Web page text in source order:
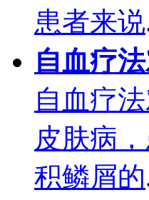
患者来说
自血疗
自血疗
皮肤病
积鳞屑的